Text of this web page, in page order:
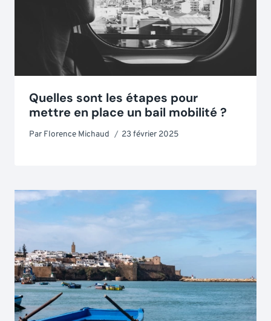
Quelles sont les étapes pour
mettre en place un bail mobilité ?
Par Florence Michaud 23 février 2025